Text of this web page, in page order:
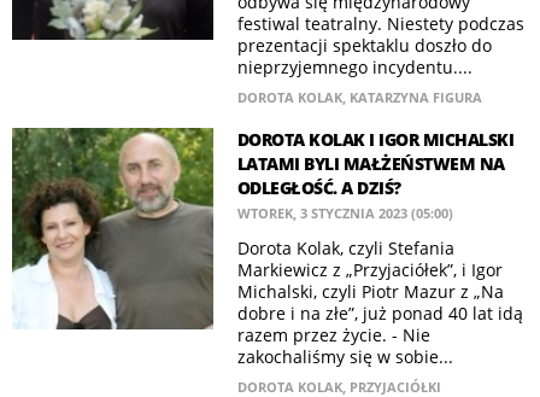
festiwal teatralny. Niestety podczas
prezentacji spektaklu doszło do
nieprzyjemnego incydentu....
DOROTA KOLAK, KATARZYNA FIGURA
DOROTA KOLAK I IGOR MICHALSKI
LATAMI BYLI MAŁŻEŃSTWEM NA
ODLEGŁOŚĆ. A DZIŚ?
WTOREK, 3 STYCZNIA 2023 (05:00)
Dorota Kolak, czyli Stefania
Markiewicz z „Przyjaciółek”, i Igor
Michalski, czyli Piotr Mazur z „Na
dobre i na złe”, już ponad 40 lat idą
razem przez życie. - Nie
zakochaliśmy się w sobie...
DOROTA KOLAK, PRZYJACIÓŁKI